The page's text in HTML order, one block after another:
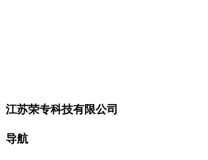
江苏荣专科技有限公司
导航